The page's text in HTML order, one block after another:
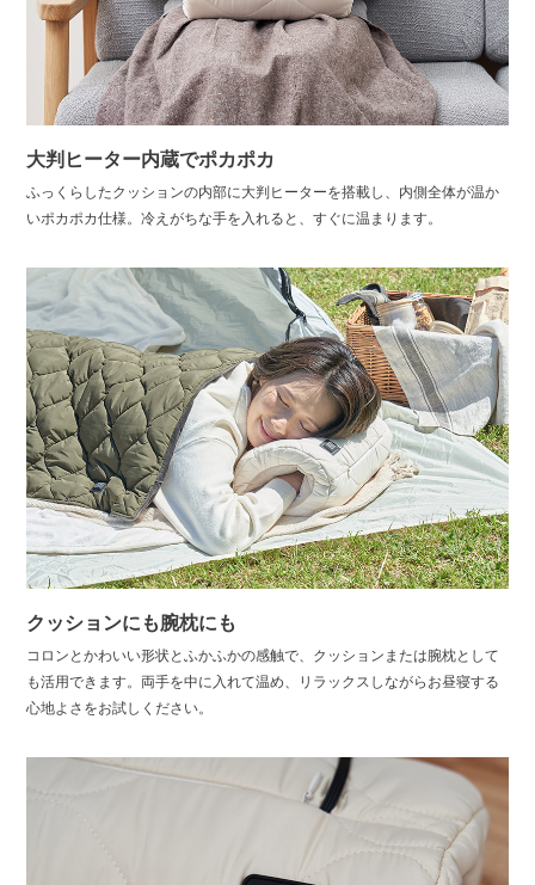
大判ヒーター内蔵でポカポカ
ふっくらしたクッションの内部に大判ヒーターを搭載し、内側全体が温か
いポカポカ仕様。冷えがちな手を入れると、すぐに温まります。
クッションにも腕枕にも
コロンとかわいい形状とふかふかの感触で、クッションまたは腕枕として
も活用できます。両手を中に入れて温め、リラックスしながらお昼寝する
心地よさをお試しください。